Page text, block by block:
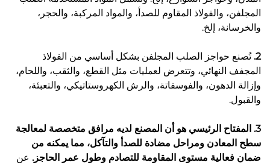
المجلفن، والفولاذ المقاوم للصدأ، والمواد المركبة، والحجر،
والخرسانة، إلخ.
2. تُصنع حواجز الصلب المجلفن بشكل أساسي من الفولاذ
المجفف النهائي، وتتعرض لعمليات مثل القطع، والثقب، واللحام،
وإزالة الدهون، والفوسفاتة، والرش الكهروستاتيكي، والتعبئة،
والقبول.
3. المفتاح الرئيسي هو أن المصنع لديه مرافق متخصصة لمعالجة
سطح المعادن ومراحل مضادة للصدأ والتآكل، مما يمكنه من
ضمان فعالية مستوى المقاومة للتصادم وطول عمر الحاجز. عن